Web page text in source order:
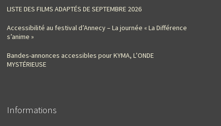
LISTE DES FILMS ADAPTÉS DE SEPTEMBRE 2026
Accessibilité au festival d’Annecy – La journée « La Différence
s’anime »
Bandes-annonces accessibles pour KYMA, L’ONDE
MYSTÉRIEUSE
Informations